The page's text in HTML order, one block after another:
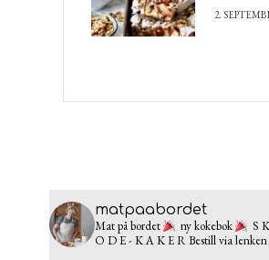
2.
matpaabordet
Mat på bordet ny kokebok
S
O D E - K A K E RBestill via lenken